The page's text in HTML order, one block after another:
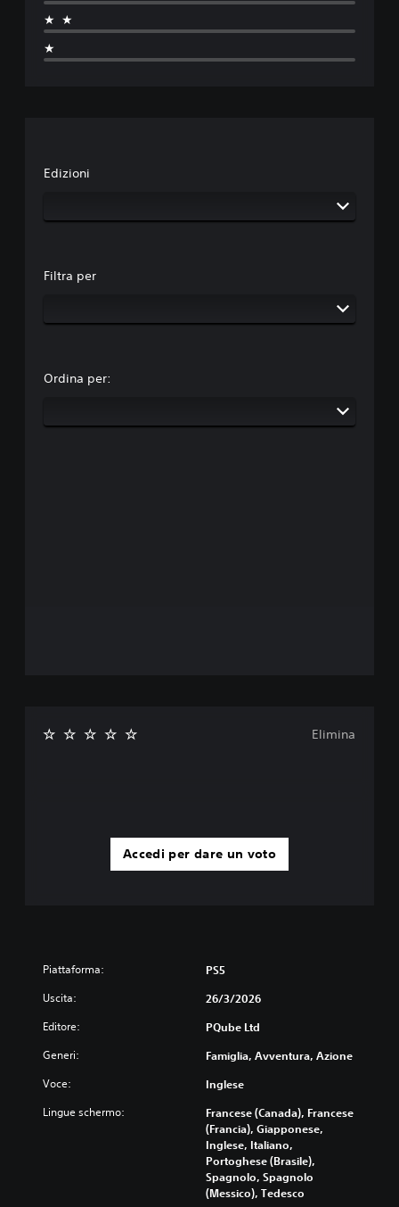
★★
★
Edizioni
Filtra per
Ordina per:
Accedi per dare un voto
Elimina
Piattaforma: PS5
Uscita: 26/3/2026
Editore: PQube Ltd
Generi: Famiglia, Avventura, Azione
Voce: Inglese
Lingue schermo:
Francese (Canada), Francese
(Francia), Giapponese,
Inglese, Italiano,
Portoghese (Brasile),
Spagnolo, Spagnolo
(Messico), Tedesco